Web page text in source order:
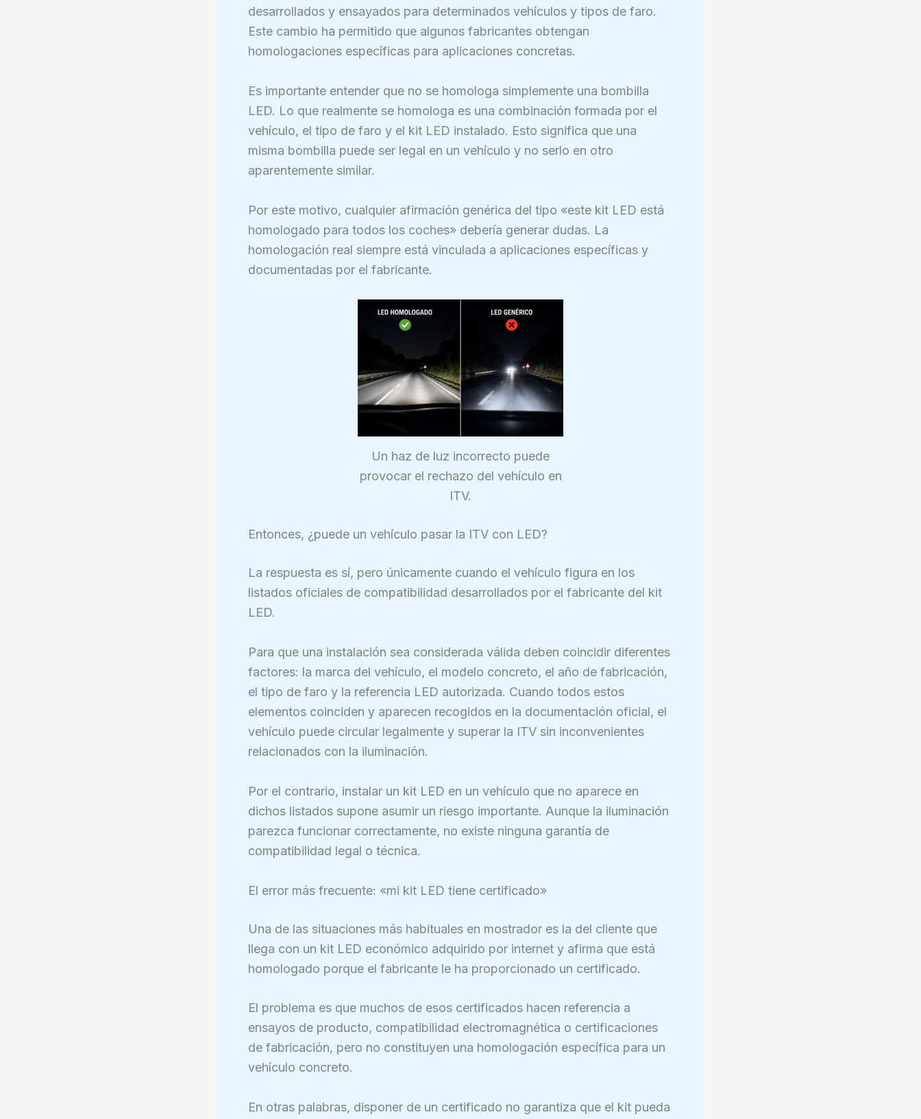
desarrollados y ensayados para determinados vehículos y tipos de faro.
Este cambio ha permitido que algunos fabricantes obtengan
homologaciones específicas para aplicaciones concretas.
Es importante entender que no se homologa simplemente una bombilla
LED. Lo que realmente se homologa es una combinación formada por el
vehículo, el tipo de faro y el kit LED instalado. Esto significa que una
misma bombilla puede ser legal en un vehículo y no serlo en otro
aparentemente similar.
Por este motivo, cualquier afirmación genérica del tipo «este kit LED está
homologado para todos los coches» debería generar dudas. La
homologación real siempre está vinculada a aplicaciones específicas y
documentadas por el fabricante.
Un haz de luz incorrecto puede
provocar el rechazo del vehículo en
ITV.
Entonces, ¿puede un vehículo pasar la ITV con LED?
La respuesta es sí, pero únicamente cuando el vehículo figura en los
listados oficiales de compatibilidad desarrollados por el fabricante del kit
LED.
Para que una instalación sea considerada válida deben coincidir diferentes
factores: la marca del vehículo, el modelo concreto, el año de fabricación,
el tipo de faro y la referencia LED autorizada. Cuando todos estos
elementos coinciden y aparecen recogidos en la documentación oficial, el
vehículo puede circular legalmente y superar la ITV sin inconvenientes
relacionados con la iluminación.
Por el contrario, instalar un kit LED en un vehículo que no aparece en
dichos listados supone asumir un riesgo importante. Aunque la iluminación
parezca funcionar correctamente, no existe ninguna garantía de
compatibilidad legal o técnica.
El error más frecuente: «mi kit LED tiene certificado»
Una de las situaciones más habituales en mostrador es la del cliente que
llega con un kit LED económico adquirido por internet y afirma que está
homologado porque el fabricante le ha proporcionado un certificado.
El problema es que muchos de esos certificados hacen referencia a
ensayos de producto, compatibilidad electromagnética o certificaciones
de fabricación, pero no constituyen una homologación específica para un
vehículo concreto.
En otras palabras, disponer de un certificado no garantiza que el kit pueda